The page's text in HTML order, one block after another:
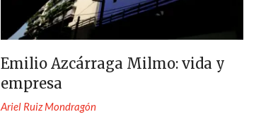
Emilio Azcárraga Milmo: vida y
empresa
Ariel Ruiz Mondragón